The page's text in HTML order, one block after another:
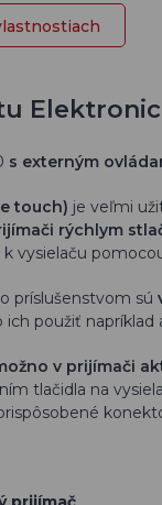
s externým
touch) je veľmi
rýchlym
vysielaču
príslušenstvom sú
ich použiť napríklad
v prijímači
tlačidla na